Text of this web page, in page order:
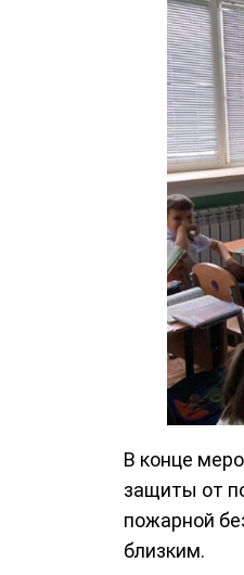
В конце
защиты от
пожарной
близким.